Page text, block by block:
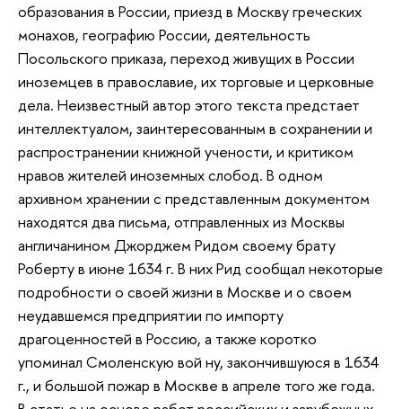
образования в России, приезд в Москву греческих
монахов, географию России, деятельность
Посольского приказа, переход живущих в России
иноземцев в православие, их торговые и церковные
дела. Неизвестный автор этого текста предстает
интеллектуалом, заинтересованным в сохранении и
распространении книжной учености, и критиком
нравов жителей иноземных слобод. В одном
архивном хранении с представленным документом
находятся два письма, отправленных из Москвы
англичанином Джорджем Ридом своему брату
Роберту в июне 1634 г. В них Рид сообщал некоторые
подробности о своей жизни в Москве и о своем
неудавшемся предприятии по импорту
драгоценностей в Россию, а также коротко
упоминал Смоленскую вой ну, закончившуюся в 1634
г., и большой пожар в Москве в апреле того же года.